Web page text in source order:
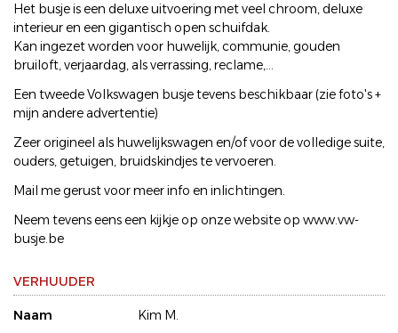
Het busje is een deluxe uitvoering met veel chroom, deluxe
interieur en een gigantisch open schuifdak.
Kan ingezet worden voor huwelijk, communie, gouden
bruiloft, verjaardag, als verrassing, reclame,...
Een tweede Volkswagen busje tevens beschikbaar (zie foto's +
mijn andere advertentie)
Zeer origineel als huwelijkswagen en/of voor de volledige suite,
ouders, getuigen, bruidskindjes te vervoeren.
Mail me gerust voor meer info en inlichtingen.
Neem tevens eens een kijkje op onze website op www.vw-
busje.be
VERHUUDER
Naam
Kim M.